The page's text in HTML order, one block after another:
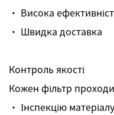
· Висока
· Швидка доставка
Контроль якості
Кожен фільтр
· Інспекцію матеріалу